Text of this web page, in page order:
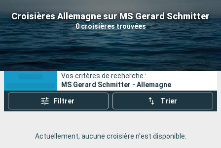
Croisières Allemagne sur MS Gerard Schmitter
0 croisières trouvées
Nos destinations
Mois de départ
Ports Compagnies
Rechercher
Vos critères de recherche :
MS Gerard Schmitter - Allemagne
Filtrer Trier
Actuellement, aucune croisière n'est disponible.